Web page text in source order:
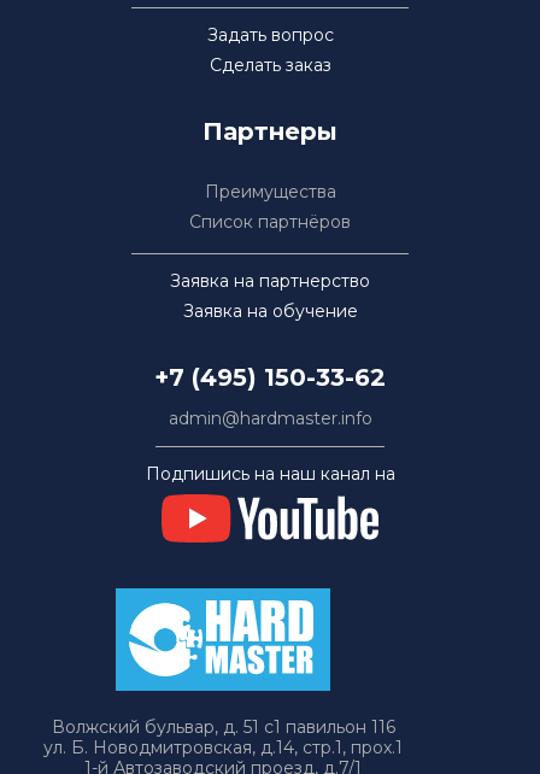
Задать вопрос
Сделать заказ
Партнеры
Преимущества
Список партнёров
Заявка на партнерство
Заявка на обучение
+7 (495) 150-33-62
admin@hardmaster.info
Подпишись на наш канал на
Волжский бульвар, д. 51 с1 павильон 116
ул. Б. Новодмитровская, д.14, стр.1, прох.1
1-й Автозаводский проезд, д.7/1